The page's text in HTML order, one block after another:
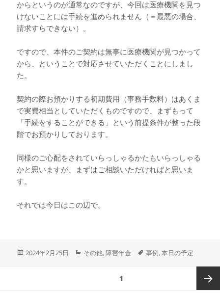
からというのが通常なのですが、今回は医療機関を見つ
けないことには手続を進められません（＝最悪の場合、
請求すらできない）。
ですので、本件のご契約は無事に医療機関が見つかって
から、ということで対応させていただくことにしまし
た。
契約の際お預かりする初期費用（事務手数料）はあくま
で実費相当としていただくものですので、まずもって
「手続をすることができる」という前提条件が整った段
階でお預かりしております。
同様のご心配をされていらっしゃるかたもいらっしゃる
かと思いますが、まずはご相談いただければと思いま
す。
それでは今日はこの辺で。
投
2024年2月25日
カ
その他,障害年金
タ
事例,本日の予定
1